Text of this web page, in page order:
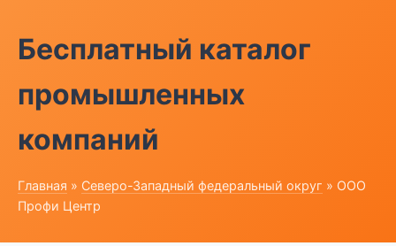
Бесплатный каталог
промышленных
компаний
Главная » Северо-Западный федеральный округ » ООО
Профи Центр